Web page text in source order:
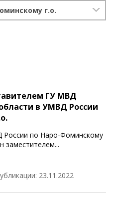
г.о.
ГУ МВД
в УМВД России
России по Наро-Фоминскому
заместителем...
23.11.2022